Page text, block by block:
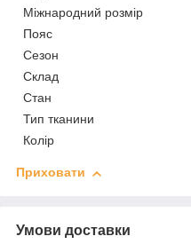
Міжнародний розмір
Пояс
Сезон
Склад
Стан
Тип тканини
Колір
Приховати
Умови доставки